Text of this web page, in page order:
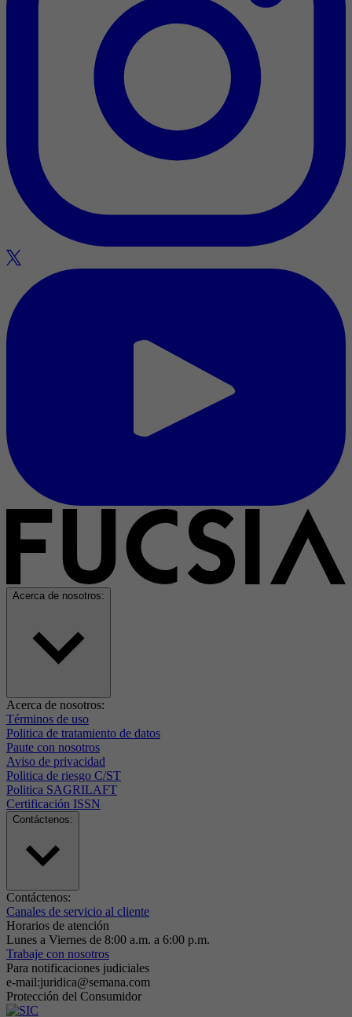
Acerca de nosotros:
Acerca de nosotros:
Términos de uso
Politica de tratamiento de datos
Paute con nosotros
Aviso de privacidad
Politica de riesgo C/ST
Politica SAGRILAFT
Certificación ISSN
Contáctenos:
Contáctenos:
Canales de servicio al cliente
Horarios de atención
Lunes a Viernes de 8:00 a.m. a 6:00 p.m.
Trabaje con nosotros
Para notificaciones judiciales
e-mail:juridica@semana.com
Protección del Consumidor